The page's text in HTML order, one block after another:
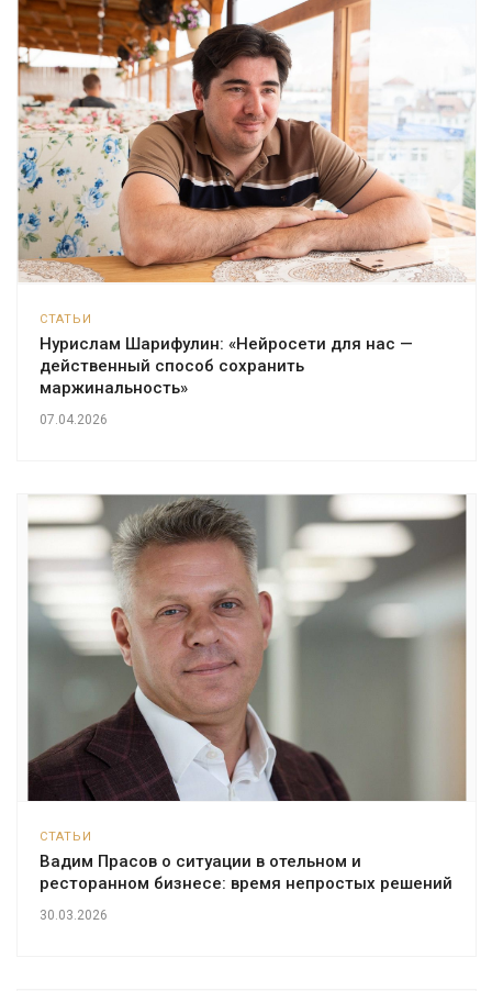
СТАТЬИ
Нурислам Шарифулин: «Нейросети для нас —
действенный способ сохранить
маржинальность»
07.04.2026
СТАТЬИ
Вадим Прасов о ситуации в отельном и
ресторанном бизнесе: время непростых решений
30.03.2026